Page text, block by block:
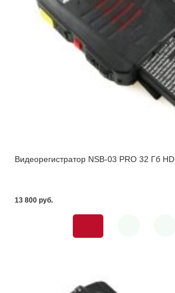
Видеорегистратор NSB-03 PRO 32 Гб HD
13 800 pуб.